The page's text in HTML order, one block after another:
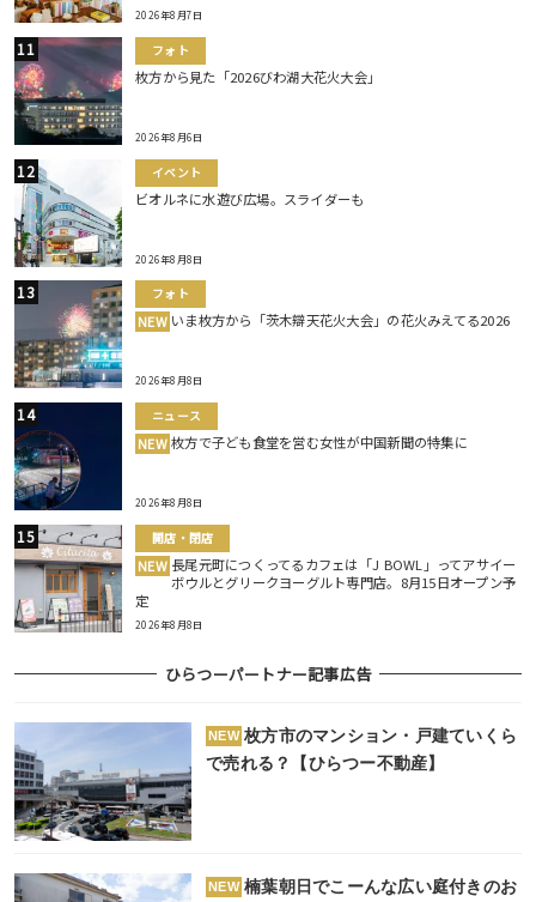
2026年8月7日
フォト
枚方から見た「2026びわ湖大花火大会」
2026年8月6日
イベント
ビオルネに水遊び広場。スライダーも
2026年8月8日
フォト
NEW いま枚方から「茨木辯天花火大会」の花火みえてる2026
2026年8月8日
ニュース
NEW 枚方で子ども食堂を営む女性が中国新聞の特集に
2026年8月8日
開店・閉店
NEW 長尾元町につくってるカフェは「J BOWL」ってアサイー
ボウルとグリークヨーグルト専門店。8月15日オープン予
定
2026年8月8日
ひらつーパートナー記事広告
NEW 枚方市のマンション・戸建ていくら
で売れる？【ひらつー不動産】
NEW 楠葉朝日でこーんな広い庭付きのお